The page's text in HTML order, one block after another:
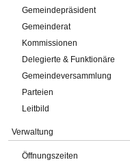
Gemeindepräsident
Gemeinderat
Kommissionen
Delegierte & Funktionäre
Gemeindeversammlung
Parteien
Leitbild
Verwaltung
Öffnungszeiten